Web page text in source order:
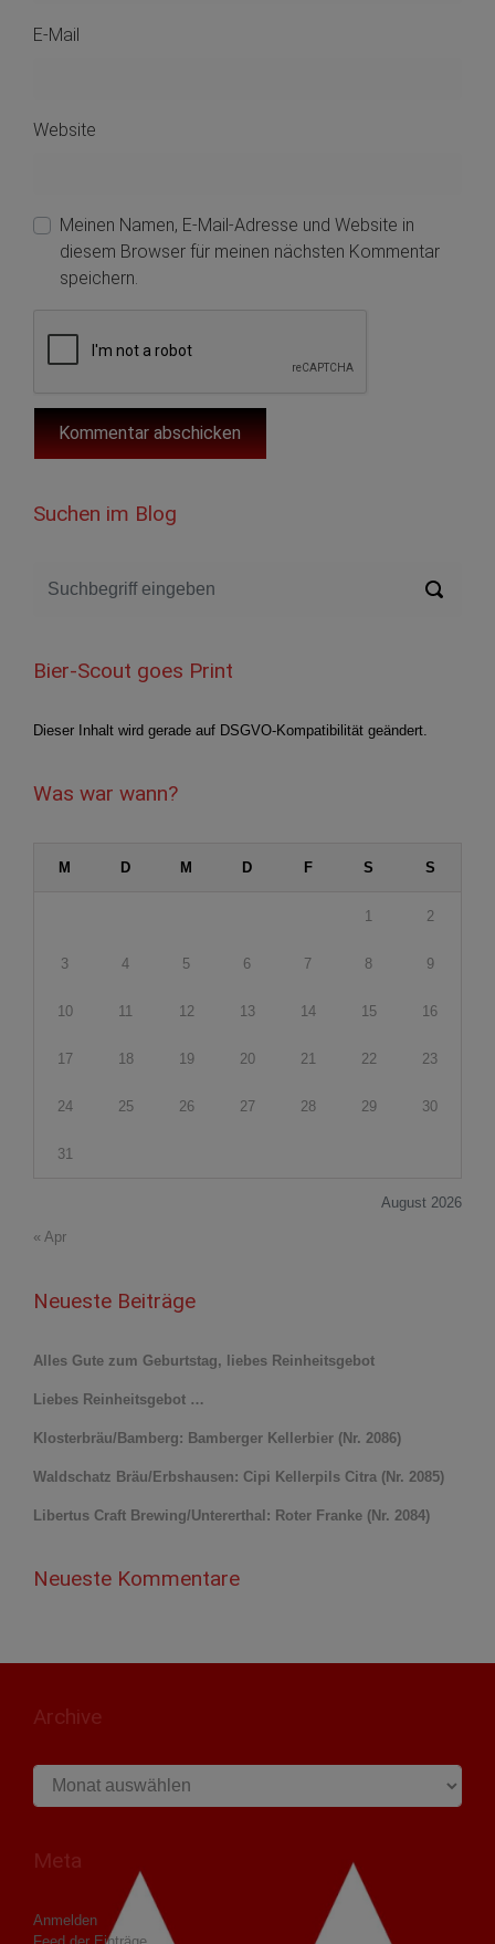
E-Mail
Website
Meinen Namen, E-Mail-Adresse und Website in
diesem Browser für meinen nächsten Kommentar
speichern.
Suchen im Blog
Bier-Scout goes Print
Dieser Inhalt wird gerade auf DSGVO-Kompatibilität geändert.
Was war wann?
August 2026
M D M D F S S
1 2
3 4 5 6 7 8 9
10 11 12 13 14 15 16
17 18 19 20 21 22 23
24 25 26 27 28 29 30
31
« Apr
Neueste Beiträge
Alles Gute zum Geburtstag, liebes Reinheitsgebot
Liebes Reinheitsgebot …
Klosterbräu/Bamberg: Bamberger Kellerbier (Nr. 2086)
Waldschatz Bräu/Erbshausen: Cipi Kellerpils Citra (Nr. 2085)
Libertus Craft Brewing/Untererthal: Roter Franke (Nr. 2084)
Neueste Kommentare
Archive
Archive
Meta
Anmelden